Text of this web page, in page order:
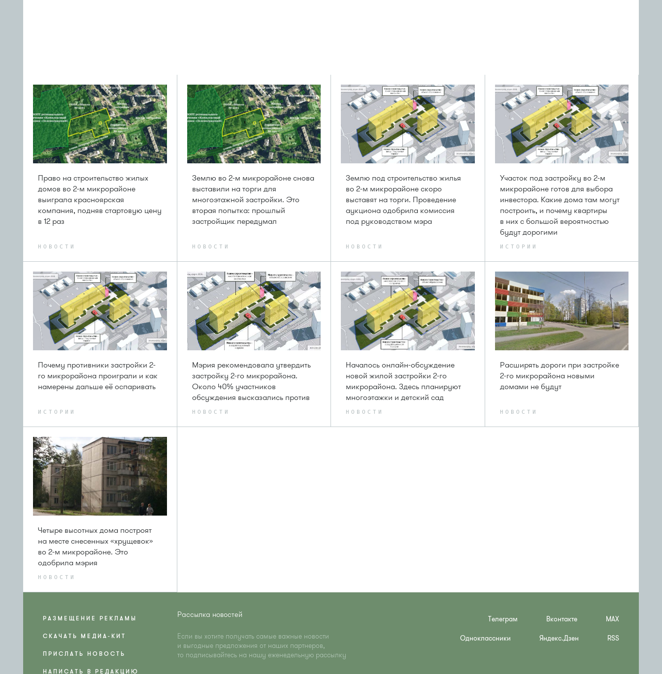
Право на строительство жилых
домов во 2-м микрорайоне
выиграла красноярская
компания, подняв стартовую цену
в 12 раз
НОВОСТИ
Землю во 2-м микрорайоне снова
выставили на торги для
многоэтажной застройки. Это
вторая попытка: прошлый
застройщик передумал
НОВОСТИ
Землю под строительство жилья
во 2-м микрорайоне скоро
выставят на торги. Проведение
аукциона одобрила комиссия
под руководством мэра
НОВОСТИ
Участок под застройку во 2-м
микрорайоне готов для выбора
инвестора. Какие дома там могут
построить, и почему квартиры
в них с большой вероятностью
будут дорогими
ИСТОРИИ
Почему противники застройки 2-
го микрорайона проиграли и как
намерены дальше её оспаривать
ИСТОРИИ
Мэрия рекомендовала утвердить
застройку 2-го микрорайона.
Около 40% участников
обсуждения высказались против
НОВОСТИ
Началось онлайн-обсуждение
новой жилой застройки 2-го
микрорайона. Здесь планируют
многоэтажки и детский сад
НОВОСТИ
Расширять дороги при застройке
2-го микрорайона новыми
домами не будут
НОВОСТИ
Четыре высотных дома построят
на месте снесенных «хрущевок»
во 2-м микрорайоне. Это
одобрила мэрия
НОВОСТИ
РАЗМЕЩЕНИЕ РЕКЛАМЫ
СКАЧАТЬ МЕДИА-КИТ
ПРИСЛАТЬ НОВОСТЬ
НАПИСАТЬ В РЕДАКЦИЮ
Рассылка новостей
Если вы хотите получать самые важные новости
и выгодные предложения от наших партнеров,
то подписывайтесь на нашу еженедельную рассылку
Телеграм Вконтакте MAX
Одноклассники Яндекс.Дзен RSS